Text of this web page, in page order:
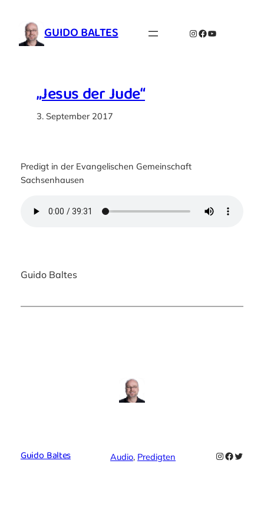
Inhalt
springen GUIDO BALTES Instagram
Facebook
YouTube
„Jesus der Jude“
3. September 2017
Predigt in der Evangelischen Gemeinschaft
Sachsenhausen
Guido Baltes
Guido Baltes Audio, Predigten Instagram